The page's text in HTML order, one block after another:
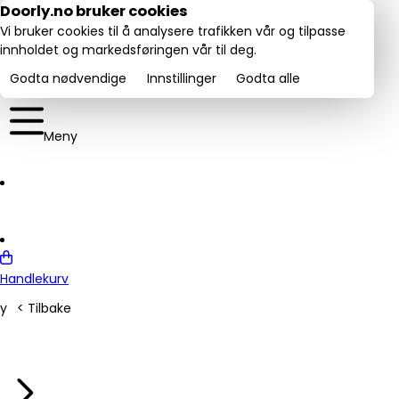
Utmerket:
4.6/5
Meny
Handlekurv
< Tilbake
Doorly.no bruker cookies
Vi bruker cookies til å analysere trafikken vår og tilpasse
innholdet og markedsføringen vår til deg.
Godta nødvendige
Innstillinger Godta alle